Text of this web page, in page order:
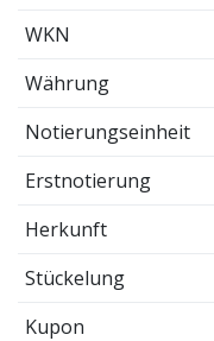
WKN
Währung
Notierungseinheit
Erstnotierung
Herkunft
Stückelung
Kupon